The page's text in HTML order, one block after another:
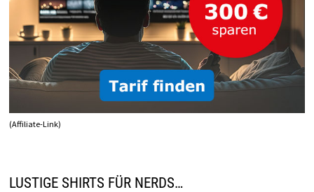
(Affiliate-Link)
LUSTIGE SHIRTS FÜR NERDS…